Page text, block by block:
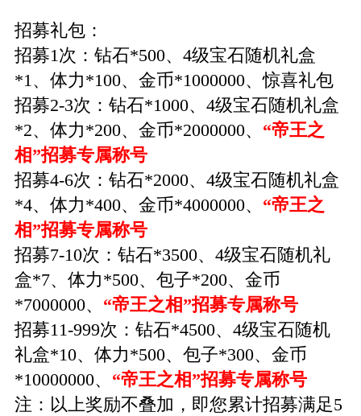
招募礼包：
招募1次：钻石*500、4级宝石随机礼盒
*1、体力*100、金币*1000000、惊喜礼包
招募2-3次：钻石*1000、4级宝石随机礼盒
*2、体力*200、金币*2000000、 “帝王之
相”招募专属称号
招募4-6次：钻石*2000、4级宝石随机礼盒
*4、体力*400、金币*4000000、 “帝王之
相”招募专属称号
招募7-10次：钻石*3500、4级宝石随机礼
盒*7、体力*500、包子*200、金币
*7000000、 “帝王之相”招募专属称号
招募11-999次：钻石*4500、4级宝石随机
礼盒*10、体力*500、包子*300、金币
*10000000、 “帝王之相”招募专属称号
注：以上奖励不叠加，即您累计招募满足5